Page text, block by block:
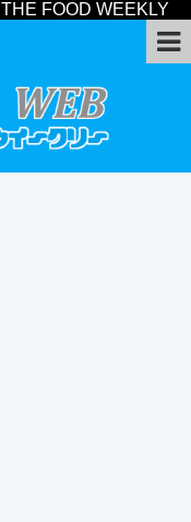
THE FOOD WEEKLY